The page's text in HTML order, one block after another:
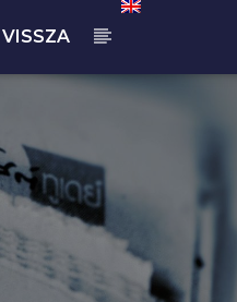
12:00